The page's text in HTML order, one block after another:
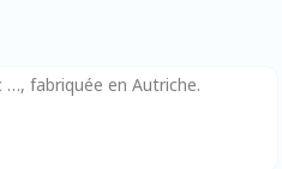
…, fabriquée en Autriche.